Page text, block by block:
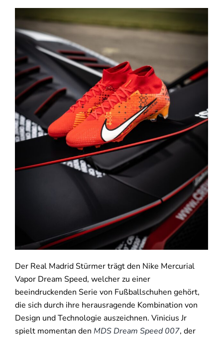
Der Real Madrid Stürmer trägt den Nike Mercurial
Vapor Dream Speed, welcher zu einer
beeindruckenden Serie von Fußballschuhen gehört,
die sich durch ihre herausragende Kombination von
Design und Technologie auszeichnen. Vinicius Jr
spielt momentan den MDS Dream Speed 007, der